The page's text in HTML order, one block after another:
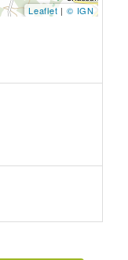
Leaflet | © IGN